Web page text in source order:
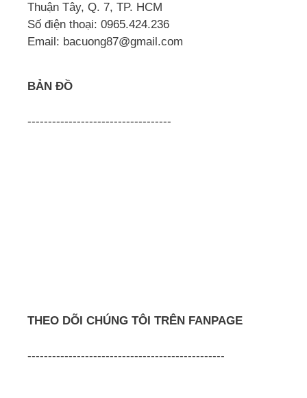
Thuận Tây, Q. 7, TP. HCM
Số điện thoại: 0965.424.236
Email: bacuong87@gmail.com
BẢN ĐỒ
-----------------------------------
THEO DÕI CHÚNG TÔI TRÊN FANPAGE
------------------------------------------------